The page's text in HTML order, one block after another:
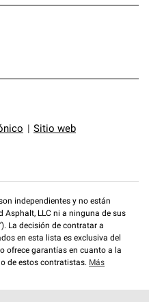
Sitio web
independientes y no están
Asphalt, LLC ni a ninguna de sus
La decisión de contratar a
en esta lista es exclusiva del
ofrece garantías en cuanto a la
de estos contratistas. Más